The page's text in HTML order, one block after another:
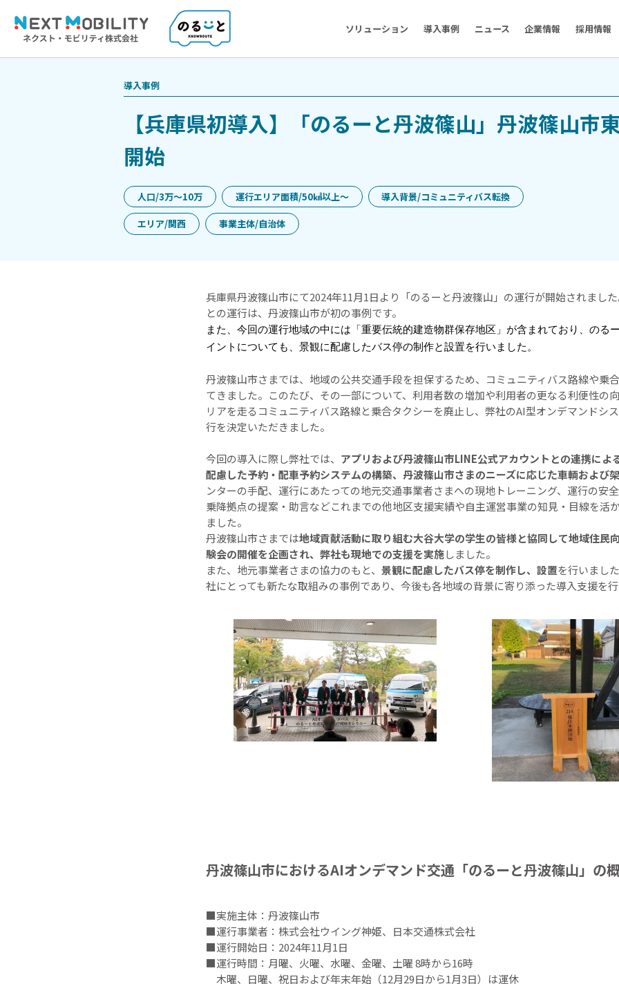
ソリューション 導入事例 ニュース 企業情報 採用情報
導入事例
【兵庫県初導入】「のるーと丹波篠山」丹波篠山市
開始
人口/3万〜10万 運行エリア面積/50㎢以上〜 導入背景/コミュニティバス転換
エリア/関西 事業主体/自治体
兵庫県丹波篠山市にて2024年11月1日より「のるーと丹波篠山」の運行が開始されまし
との運行は、丹波篠山市が初の事例です。
また、今回の運行地域の中には「重要伝統的建造物群保存地区」が含まれており、のる
イントについても、景観に配慮したバス停の制作と設置を行いました。
丹波篠山市さまでは、地域の公共交通手段を担保するため、コミュニティバス路線や乗
てきました。このたび、その一部について、利用者数の増加や利用者の更なる利便性の
リアを走るコミュニティバス路線と乗合タクシーを廃止し、弊社のAI型オンデマンドシ
行を決定いただきました。
今回の導入に際し弊社では、 アプリおよび丹波篠山市LINE公式アカウントとの連携によ
配慮した予約・配車予約システムの構築、丹波篠山市さまのニーズに応じた車輌および
ンターの手配、運行にあたっての地元交通事業者さまへの現地トレーニング、運行の安
乗降拠点の提案・助言などこれまでの他地区支援実績や自主運営事業の知見・目線を活
ました。
丹波篠山市さまでは地域貢献活動に取り組む大谷大学の学生の皆様と協同して地域住民
験会の開催を企画され、弊社も現地での支援を実施しました。
また、地元事業者さまの協力のもと、 景観に配慮したバス停を制作し、設置を行いまし
社にとっても新たな取組みの事例であり、今後も各地域の背景に寄り添った導入支援を
丹波篠山市におけるAIオンデマンド交通「のるーと丹波篠山」の
■実施主体：丹波篠山市
■運行事業者：株式会社ウイング神姫、日本交通株式会社
■運行開始日：2024年11月1日
■運行時間：月曜、火曜、水曜、金曜、土曜 8時から16時
木曜、日曜、祝日および年末年始（12月29日から1月3日）は運休